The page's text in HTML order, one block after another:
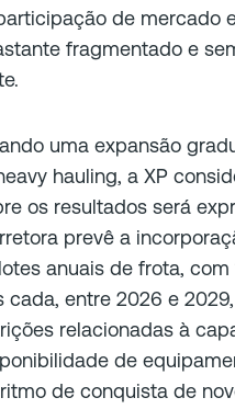
de mercado
fragmentado e
uma expansão
hauling, a XP
os resultados será
prevê a
anuais de frota, com
cada, entre 2026 e 2029,
relacionadas à
de
de conquista de